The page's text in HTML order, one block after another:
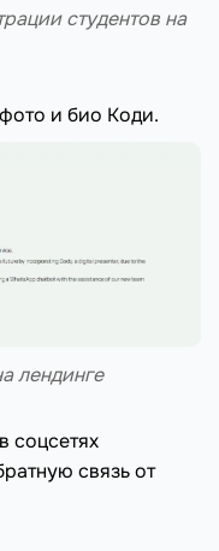
студентов на
и био Коди.
лендинге
соцсетях
связь от